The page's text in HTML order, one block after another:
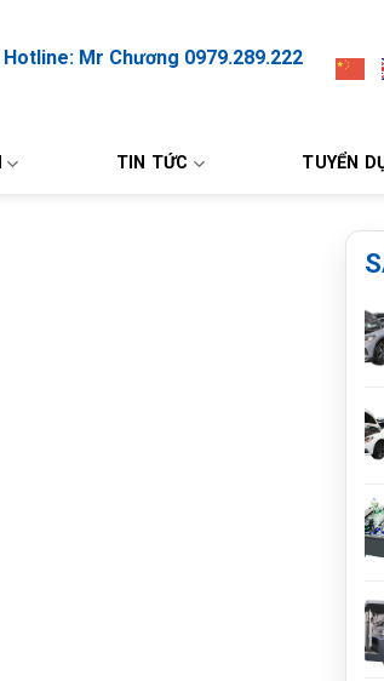
Hotline: Mr Chương 0979.289.222
TIN TỨC TUYỂN